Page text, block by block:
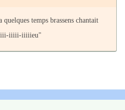
temps brassens chantait
iiiii-iiiiieu"